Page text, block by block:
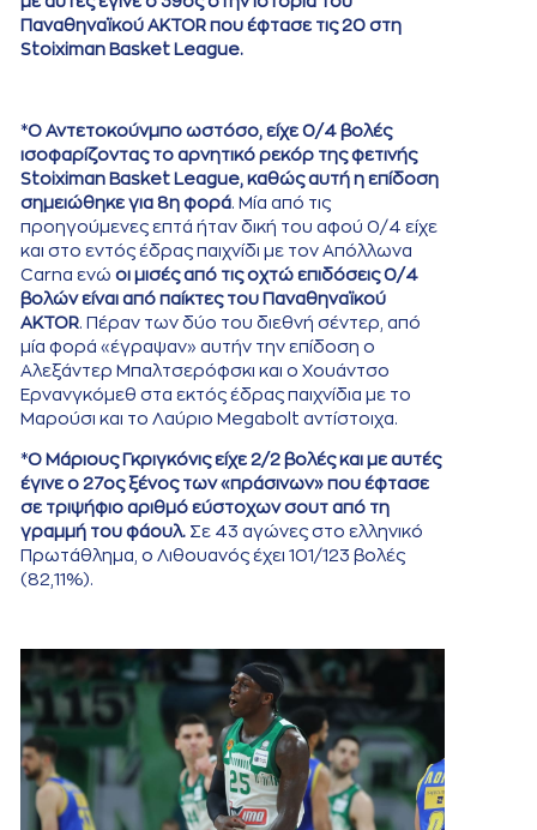
Παναθηναϊκού AKTOR που έφτασε τις 20 στη
Stoiximan Basket League.
*Ο Αντετοκούνμπο ωστόσο, είχε 0/4 βολές
ισοφαρίζοντας το αρνητικό ρεκόρ της φετινής
Stoiximan Basket League, καθώς αυτή η επίδοση
σημειώθηκε για 8η φορά . Μία από τις
προηγούμενες επτά ήταν δική του αφού 0/4 είχε
και στο εντός έδρας παιχνίδι με τον Απόλλωνα
Carna ενώ οι μισές από τις οχτώ επιδόσεις 0/4
βολών είναι από παίκτες του Παναθηναϊκού
AKTOR . Πέραν των δύο του διεθνή σέντερ, από
μία φορά «έγραψαν» αυτήν την επίδοση ο
Αλεξάντερ Μπαλτσερόφσκι και ο Χουάντσο
Ερνανγκόμεθ στα εκτός έδρας παιχνίδια με το
Μαρούσι και το Λαύριο Megabolt αντίστοιχα.
*Ο Μάριους Γκριγκόνις είχε 2/2 βολές και με αυτές
έγινε ο 27ος ξένος των «πράσινων» που έφτασε
σε τριψήφιο αριθμό εύστοχων σουτ από τη
γραμμή του φάουλ. Σε 43 αγώνες στο ελληνικό
Πρωτάθλημα, ο Λιθουανός έχει 101/123 βολές
(82,11%).